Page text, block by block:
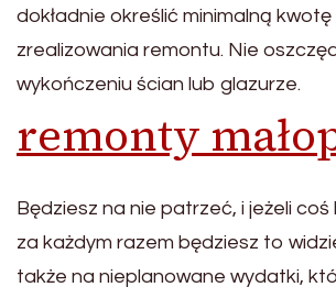
dokładnie określić minimalną
zrealizowania remontu. Nie
wykończeniu ścian lub glazurze.
remonty
Będziesz na nie patrzeć, i jeżeli
za każdym razem będziesz to
także na nieplanowane wydatki,